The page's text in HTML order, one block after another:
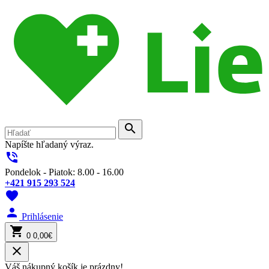
search
Napíšte hľadaný výraz.
phone_in_talk
Pondelok - Piatok: 8.00 - 16.00
+421 915 293 524
favorite
person Prihlásenie
shopping_cart 0 0,00€
close
Váš nákupný košík je prázdny!